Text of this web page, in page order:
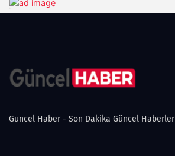
Guncel Haber - Son Dakika Güncel Haberler